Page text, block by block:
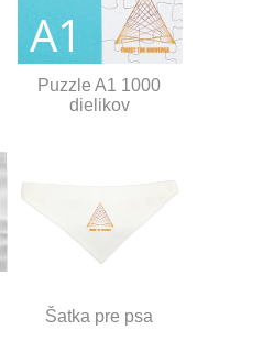
Puzzle A1 1000
dielikov
Šatka pre psa